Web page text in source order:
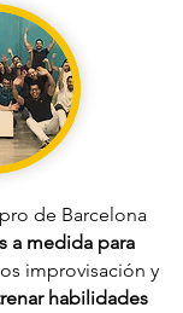
de Barcelona
a medida para
improvisación y
habilidades